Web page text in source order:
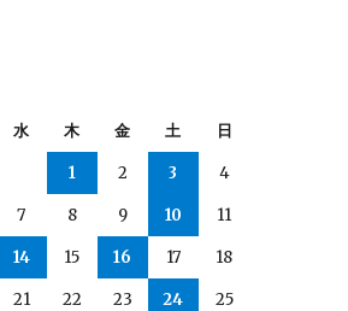
水 木 金 土 日
1 2 3 4
7 8 9 10 11
14 15 16 17 18
21 22 23 24 25